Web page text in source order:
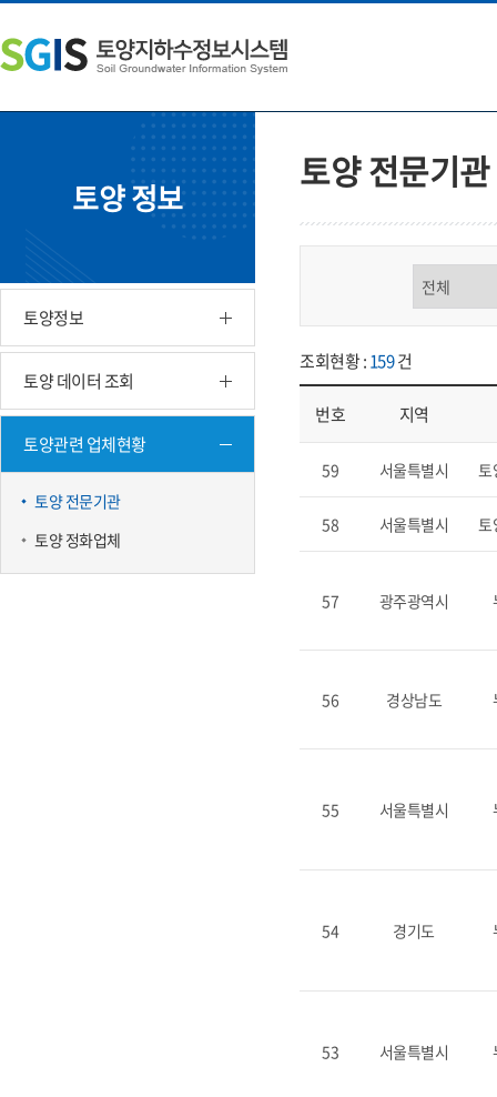
문
내
용
쪽
메
뉴
단
주
소
토양 정보
토양정보
토양 데이터 조회
토양관련 업체현황
토양 전문기관
토양 정화업체
토양 전문기관
조회현황 :159건
번호 지역
59 서울특별시 토
58 서울특별시 토
57 광주광역시
56 경상남도
55 서울특별시
54 경기도
53 서울특별시